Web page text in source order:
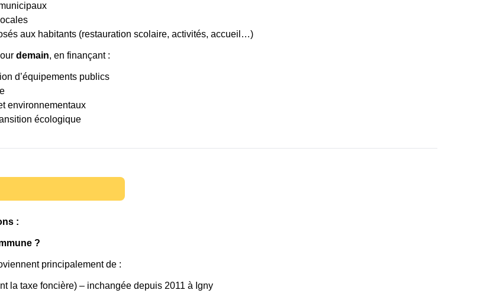
aux habitants (restauration scolaire, activités, accueil…)
demain, en finançant :
d’équipements publics
environnementaux
écologique
:
?
principalement de :
la taxe foncière) – inchangée depuis 2011 à Igny